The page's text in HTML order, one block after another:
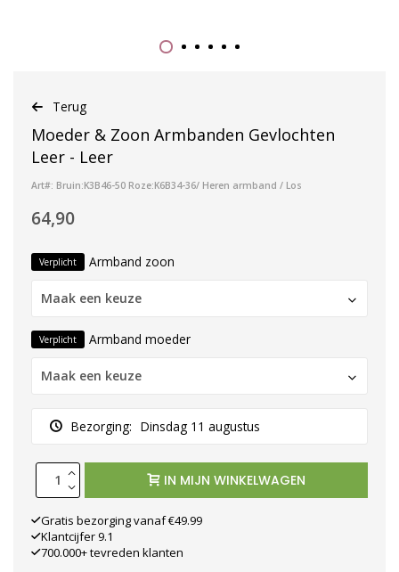
Terug
Moeder & Zoon Armbanden Gevlochten
Leer - Leer
Art#: Bruin:K3B46-50 Roze:K6B34-36/ Heren armband / Los
64,90
Verplicht Armband zoon
Maak een keuze
Verplicht Armband moeder
Maak een keuze
Bezorging: Dinsdag 11 augustus
IN MIJN WINKELWAGEN
Gratis bezorging vanaf €49.99
Klantcijfer 9.1
700.000+ tevreden klanten